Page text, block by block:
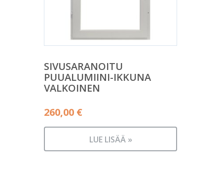
SIVUSARANOITU
PUUALUMIINI-IKKUNA
VALKOINEN
260,00 €
LUE LISÄÄ »